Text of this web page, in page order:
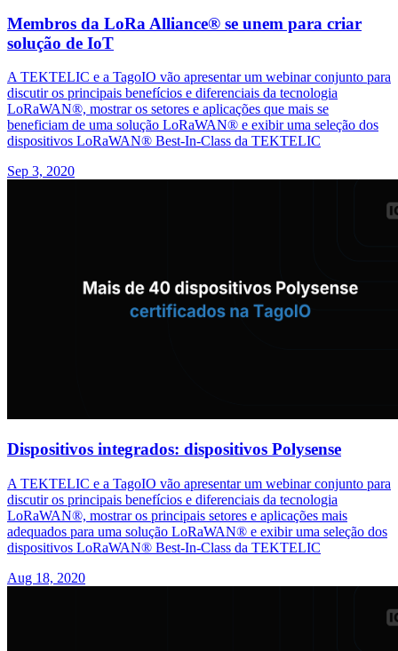
Membros da LoRa Alliance® se unem para criar
solução de IoT
A TEKTELIC e a TagoIO vão apresentar um webinar conjunto para
discutir os principais benefícios e diferenciais da tecnologia
LoRaWAN®, mostrar os setores e aplicações que mais se
beneficiam de uma solução LoRaWAN® e exibir uma seleção dos
dispositivos LoRaWAN® Best-In-Class da TEKTELIC
Sep 3, 2020
Dispositivos integrados: dispositivos Polysense
A TEKTELIC e a TagoIO vão apresentar um webinar conjunto para
discutir os principais benefícios e diferenciais da tecnologia
LoRaWAN®, mostrar os principais setores e aplicações mais
adequados para uma solução LoRaWAN® e exibir uma seleção dos
dispositivos LoRaWAN® Best-In-Class da TEKTELIC
Aug 18, 2020